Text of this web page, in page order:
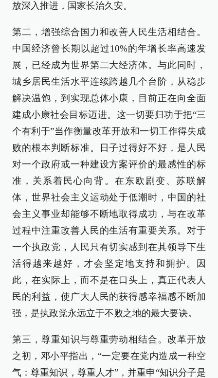
放深入推进，国家长治久安。
第二，增强综合国力和改善人民生活相结合。
中国经济曾长期以超过10%的年增长率高速发
展，已经成为世界第二大经济体。与此同时，
城乡居民生活水平连续跨越几个台阶，从稳步
解决温饱，到实现总体小康，目前正在向全面
建成小康社会目标迈进。这一切要归功于把“三
个有利于”当作衡量改革开放和一切工作得失成
败的根本判断标准。日子过得好不好，是人民
对一个政府或一种建设方案评价的最感性的标
准，关系着民心向背。在东欧剧变、苏联解
体，世界社会主义运动处于低潮时，中国的社
会主义事业却能够不断地取得成功，与在改革
过程中注重改善人民的生活有重要关系。对于
一个执政党，人民只有切实感到在其领导下生
活得越来越好，才会坚定地支持和拥护。因
此，在实际上，而不是在口头上，真正代表人
民的利益，使广大人民的获得感幸福感不断加
强，是执政党永远立于不败之地的最大要诀。
第三，尊重知识与尊重劳动相结合。改革开放
之初，邓小平指出，“一定要在党内造成一种空
气：尊重知识，尊重人才”，并重申“知识分子是